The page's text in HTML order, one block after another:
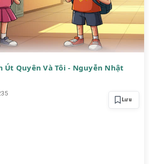
Út Quyên Và Tôi - Nguyễn Nhật
Lưu